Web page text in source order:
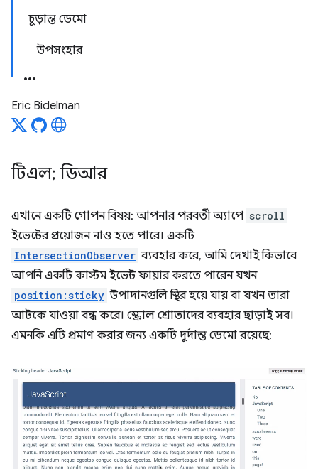
চূড়ান্ত ডেমো
উপসংহার
Eric Bidelman
টিএল; ডিআর
এখানে একটি গোপন বিষয়: আপনার পরবর্তী অ্যাপে scroll
ইভেন্টের প্রয়োজন নাও হতে পারে। একটি
IntersectionObserver ব্যবহার করে, আমি দেখাই কিভাবে
আপনি একটি কাস্টম ইভেন্ট ফায়ার করতে পারেন যখন
position:sticky উপাদানগুলি স্থির হয়ে যায় বা যখন তারা
আটকে যাওয়া বন্ধ করে। স্ক্রোল শ্রোতাদের ব্যবহার ছাড়াই সব।
এমনকি এটি প্রমাণ করার জন্য একটি দুর্দান্ত ডেমো রয়েছে: